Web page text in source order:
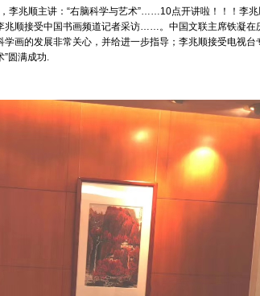
李兆顺主讲：“右脑科学与艺术”……10点开讲啦！！！李
兆顺接受中国书画频道记者采访……。中国文联主席铁凝在
画的发展非常关心，并给进一步指导；李兆顺接受电视
”圆满成功.